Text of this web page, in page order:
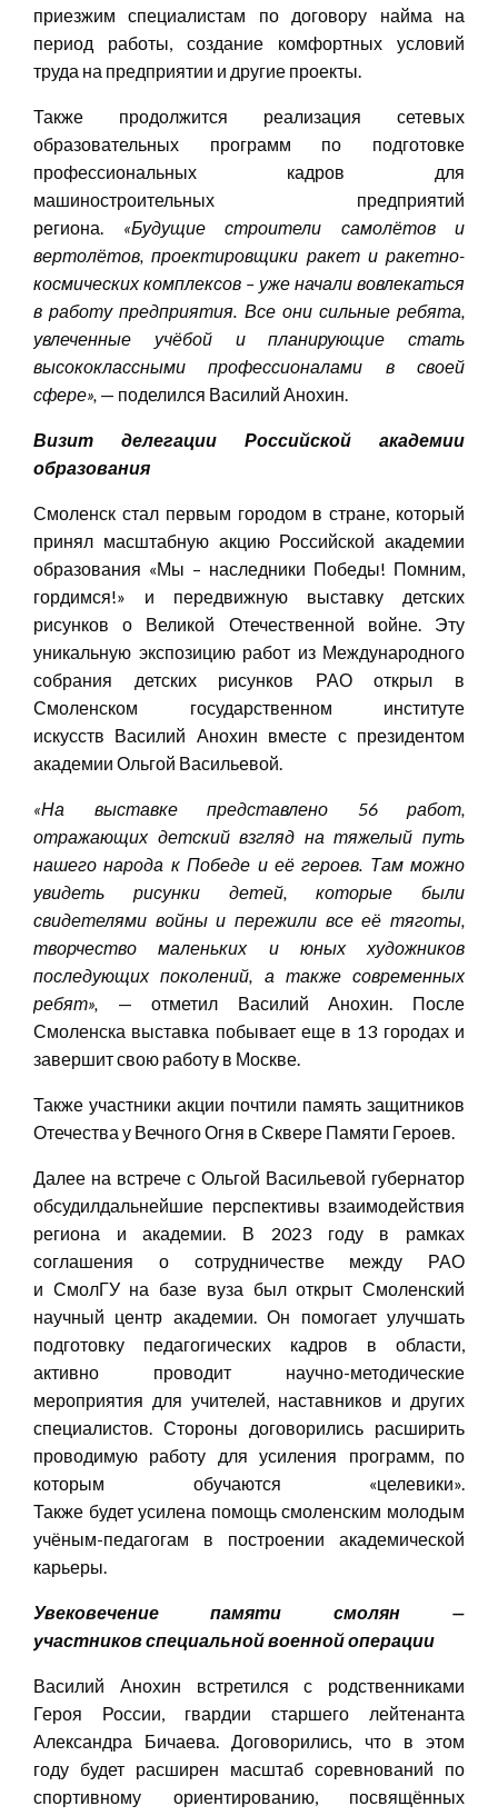
приезжим специалистам по договору найма на
период работы, создание комфортных условий
труда на предприятии и другие проекты.
Также продолжится реализация сетевых
образовательных программ по подготовке
профессиональных кадров для
машиностроительных предприятий
региона. «Будущие строители самолётов и
вертолётов, проектировщики ракет и ракетно-
космических комплексов – уже начали вовлекаться
в работу предприятия. Все они сильные ребята,
увлеченные учёбой и планирующие стать
высококлассными профессионалами в своей
сфере», — поделился Василий Анохин.
Визит делегации
Российской академии
образования
Смоленск стал первым городом в стране, который
принял масштабную акцию Российской академии
образования «Мы – наследники Победы! Помним,
гордимся!» и передвижную выставку детских
рисунков о Великой Отечественной войне. Эту
уникальную экспозицию работ из Международного
собрания детских рисунков РАО открыл в
Смоленском государственном институте
искусств Василий Анохин вместе с президентом
академии Ольгой Васильевой.
«На выставке представлено 56 работ,
отражающих детский взгляд на тяжелый путь
нашего народа к Победе и её героев. Там можно
увидеть рисунки детей, которые были
свидетелями войны и пережили все её тяготы,
творчество маленьких и юных художников
последующих поколений, а также современных
ребят», — отметил Василий Анохин. После
Смоленска выставка побывает еще в 13 городах и
завершит свою работу в Москве.
Также участники акции почтили память защитников
Отечества у Вечного Огня в Сквере Памяти Героев.
Далее на встрече с Ольгой Васильевой губернатор
обсудилдальнейшие перспективы взаимодействия
региона и академии. В 2023 году в рамках
соглашения о сотрудничестве между РАО
и СмолГУ на базе вуза был открыт Смоленский
научный центр академии. Он помогает улучшать
подготовку педагогических кадров в области,
активно проводит научно-методические
мероприятия для учителей, наставников и других
специалистов. Стороны договорились расширить
проводимую работу для усиления программ, по
которым обучаются «целевики».
Также будет усилена помощь смоленским молодым
учёным-педагогам в построении академической
карьеры.
Увековечениепамяти смолян —
участниковспециальной военной операции
Василий Анохин встретился с родственниками
Героя России, гвардии старшего лейтенанта
Александра Бичаева. Договорились, что в этом
году будет расширен масштаб соревнований по
спортивному ориентированию, посвящённых